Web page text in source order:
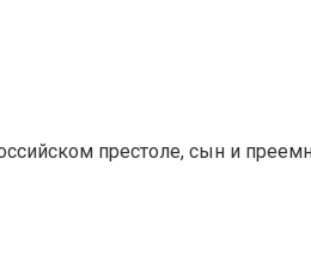
престоле, сын и